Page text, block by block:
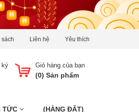
Liên hệ Yêu thích
Giỏ hàng của bạn
(0) Sản phẩm
ký
TỨC (HÀNG ĐẶT)